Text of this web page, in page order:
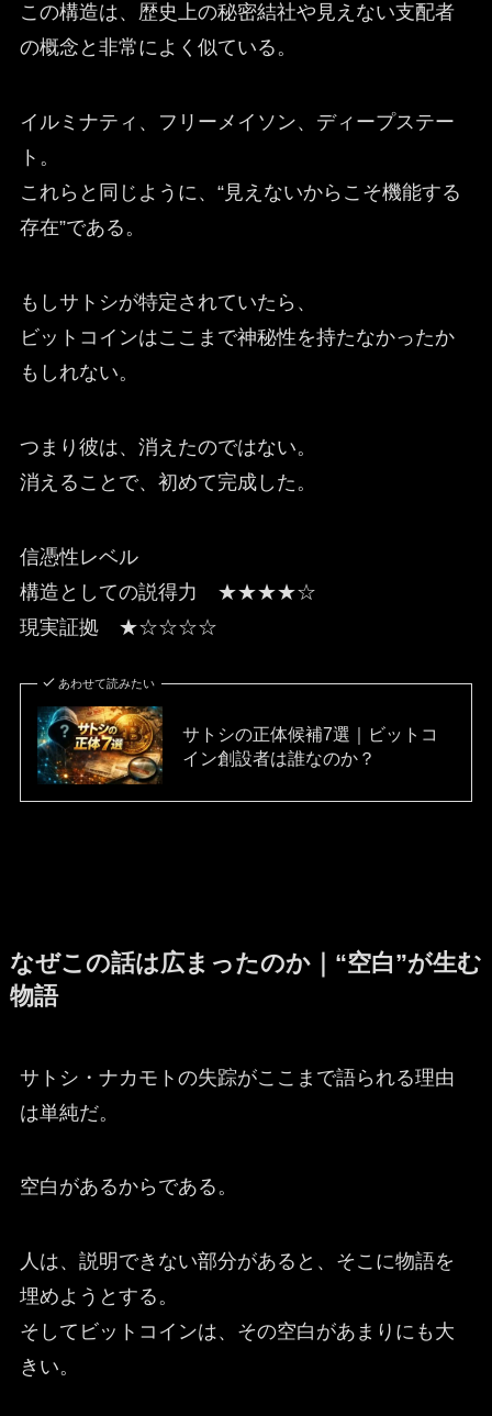
この構造は、歴史上の秘密結社や見えない支配者
の概念と非常によく似ている。
イルミナティ、フリーメイソン、ディープステー
ト。
これらと同じように、“見えないからこそ機能する
存在”である。
もしサトシが特定されていたら、
ビットコインはここまで神秘性を持たなかったか
もしれない。
つまり彼は、消えたのではない。
消えることで、初めて完成した。
信憑性レベル
構造としての説得力 ★★★★☆
現実証拠 ★☆☆☆☆
あわせて読みたい
サトシの正体候補7選｜ビットコ
イン創設者は誰なのか？
なぜこの話は広まったのか｜“空白”が生む
物語
サトシ・ナカモトの失踪がここまで語られる理由
は単純だ。
空白があるからである。
人は、説明できない部分があると、そこに物語を
埋めようとする。
そしてビットコインは、その空白があまりにも大
きい。